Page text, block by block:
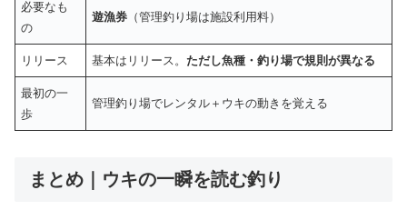
必要なも
の
遊漁券 （管理釣り場は施設利用料）
リリース 基本はリリース。ただし魚種・釣り場で規則が異なる
最初の一
歩
管理釣り場でレンタル＋ウキの動きを覚える
まとめ｜ウキの一瞬を読む釣り